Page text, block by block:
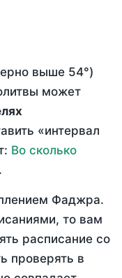
выше 54°)
может
«интервал
Во сколько
Фаджра.
то вам
расписание со
проверять в